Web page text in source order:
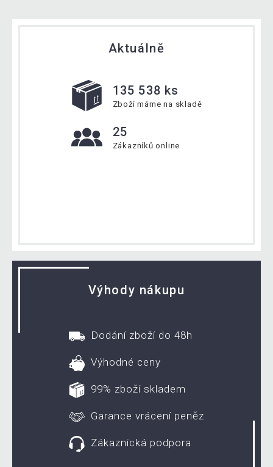
Aktuálně
135 538 ks
Zboží máme na skladě
25
Zákazníků online
Výhody nákupu
Dodání zboží do 48h
Výhodné ceny
99% zboží skladem
Garance vrácení peněz
Zákaznická podpora